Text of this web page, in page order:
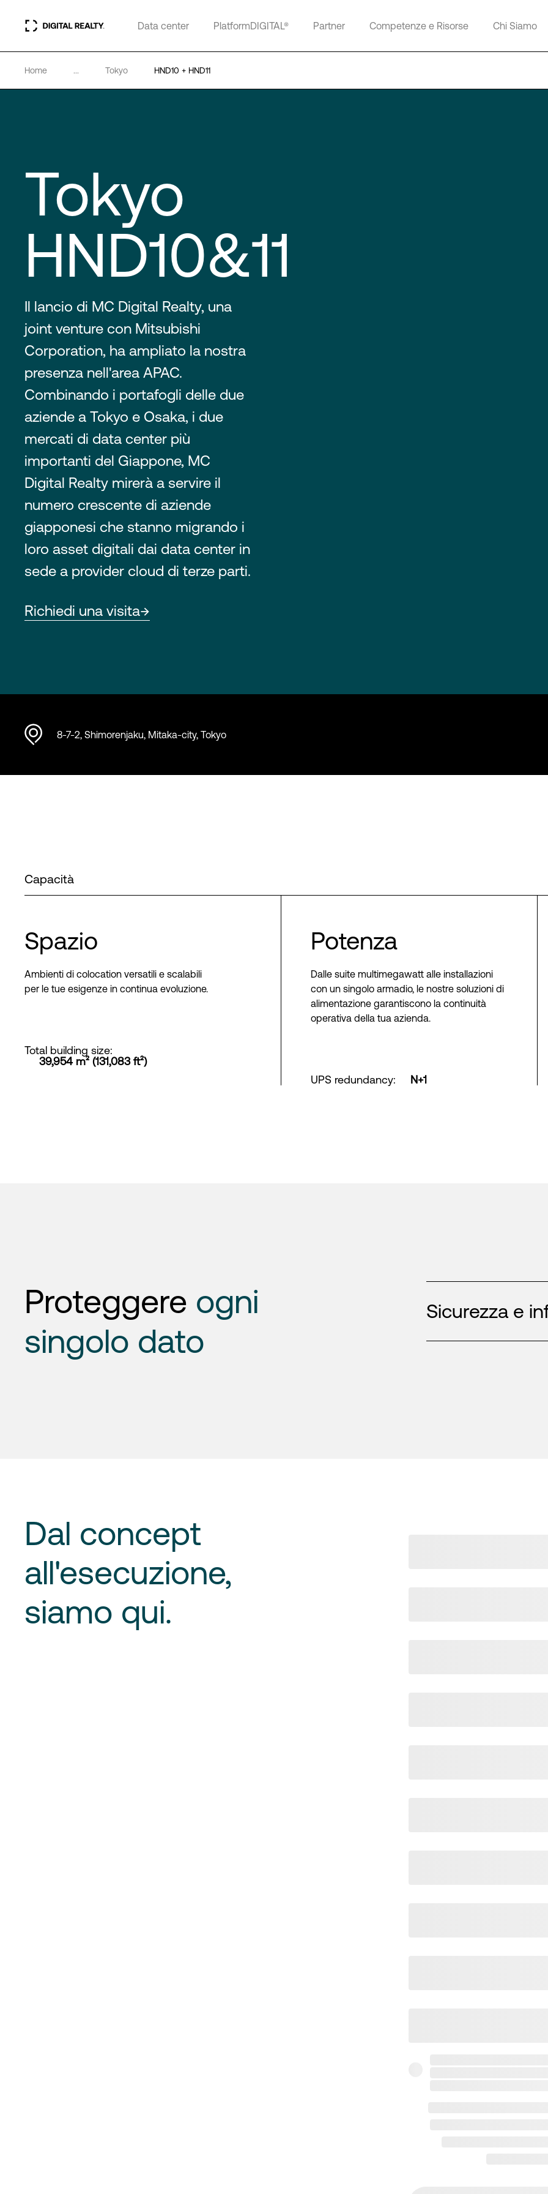
Data center PlatformDIGITAL® Partner Competenze e Risorse Chi Siamo
Home ... Tokyo HND10 + HND11
Tokyo
HND10&11
Il lancio di MC Digital Realty, una
joint venture con Mitsubishi
Corporation, ha ampliato la nostra
presenza nell'area APAC.
Combinando i portafogli delle due
aziende a Tokyo e Osaka, i due
mercati di data center più
importanti del Giappone, MC
Digital Realty mirerà a servire il
numero crescente di aziende
giapponesi che stanno migrando i
loro asset digitali dai data center in
sede a provider cloud di terze parti.
Richiedi una visita
8-7-2, Shimorenjaku, Mitaka-city, Tokyo
Capacità
Spazio
Ambienti di colocation versatili e scalabili
per le tue esigenze in continua evoluzione.
Total building size:
39,954 m² (131,083 ft²)
Potenza
Dalle suite multimegawatt alle installazioni
con un singolo armadio, le nostre soluzioni di
alimentazione garantiscono la continuità
operativa della tua azienda.
UPS redundancy: N+1
Proteggere ogni
singolo dato
Sicurezza e
Dal concept
all'esecuzione,
siamo qui.